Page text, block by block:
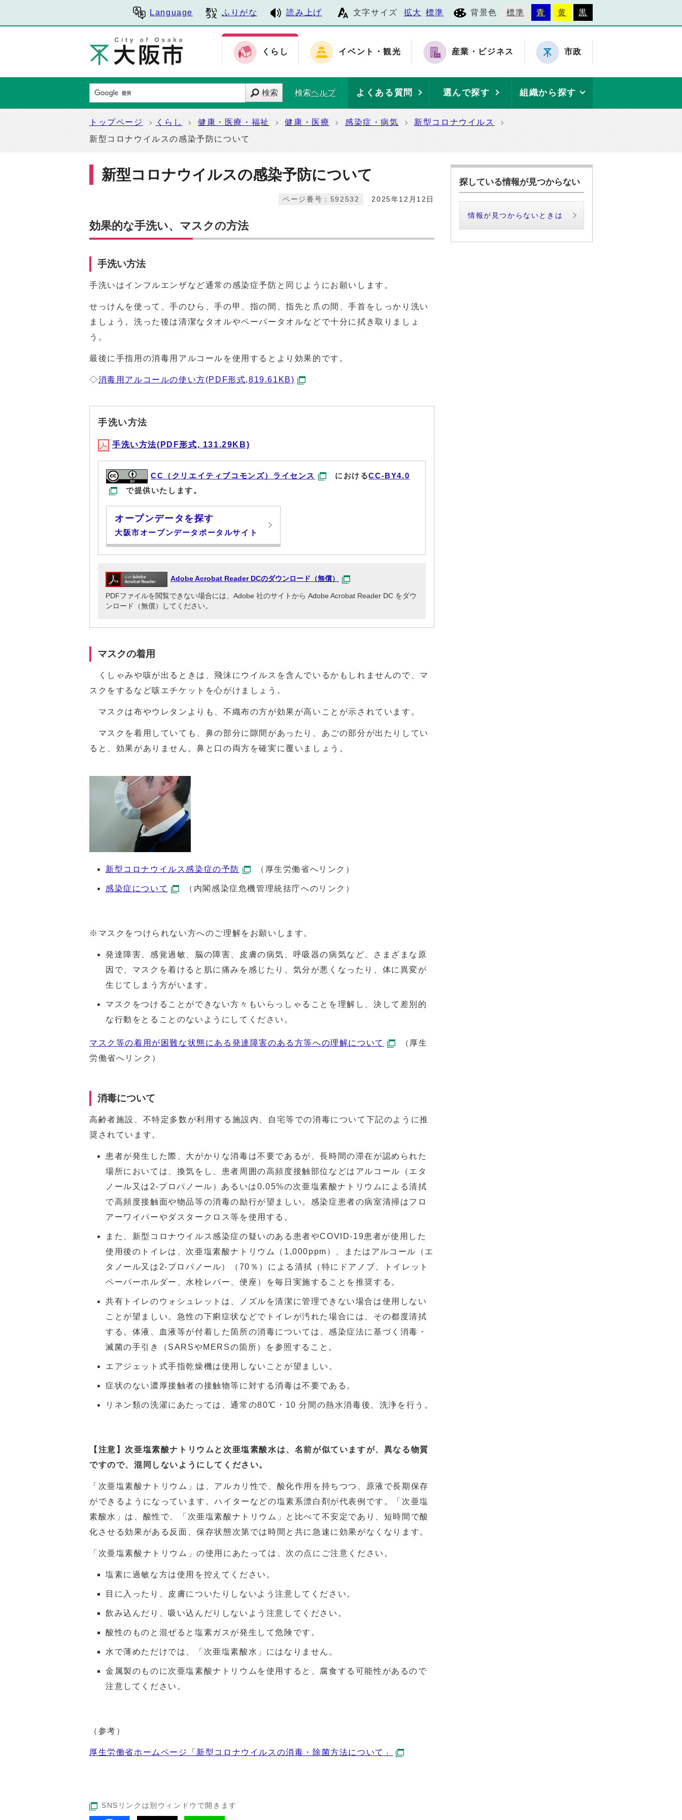
Language ふりがな 読み上げ 文字サイズ 拡大 標準 背景色 標準 青 黄 黒
くらし イベント・観光 産業・ビジネス 市政
検索 検索ヘルプ よくある質問 選んで探す 組織から探す
トップページ くらし 健康・医療・福祉 健康・医療 感染症・病気
新型コロナウイルス
新型コロナウイルスの感染予防について
新型コロナウイルスの感染予防について
2025年12月12日
ページ番号：592532
効果的な手洗い、マスクの方法
手洗い方法
手洗いはインフルエンザなど通常の感染症予防と同じようにお願いします。
せっけんを使って、手のひら、手の甲、指の間、指先と爪の間、手首をしっかり洗い
ましょう。洗った後は清潔なタオルやペーパータオルなどで十分に拭き取りましょ
う。
最後に手指用の消毒用アルコールを使用するとより効果的です。
◇消毒用アルコールの使い方(PDF形式,819.61KB)
手洗い方法
手洗い方法(PDF形式, 131.29KB)
CC（クリエイティブコモンズ）ライセンス におけるCC-BY4.0
で提供いたします。
オープンデータを探す
大阪市オープンデータポータルサイト
Adobe Acrobat Reader DCのダウンロード（無償）
PDFファイルを閲覧できない場合には、Adobe 社のサイトから Adobe Acrobat Reader DC をダウ
ンロード（無償）してください。
マスクの着用
くしゃみや咳が出るときは、飛沫にウイルスを含んでいるかもしれませんので、マ
スクをするなど咳エチケットを心がけましょう。
マスクは布やウレタンよりも、不織布の方が効果が高いことが示されています。
マスクを着用していても、鼻の部分に隙間があったり、あごの部分が出たりしてい
ると、効果がありません。鼻と口の両方を確実に覆いましょう。
新型コロナウイルス感染症の予防 （厚生労働省へリンク）
感染症について （内閣感染症危機管理統括庁へのリンク）
※マスクをつけられない方へのご理解をお願いします。
発達障害、感覚過敏、脳の障害、皮膚の病気、呼吸器の病気など、さまざまな原
因で、マスクを着けると肌に痛みを感じたり、気分が悪くなったり、体に異変が
生じてしまう方がいます。
マスクをつけることができない方々もいらっしゃることを理解し、決して差別的
な行動をとることのないようにしてください。
マスク等の着用が困難な状態にある発達障害のある方等への理解について
（厚生
労働省へリンク）
消毒について
高齢者施設、不特定多数が利用する施設内、自宅等での消毒について下記のように推
奨されています。
患者が発生した際、大がかりな消毒は不要であるが、長時間の滞在が認められた
場所においては、換気をし、患者周囲の高頻度接触部位などはアルコール（エタ
ノール又は2-プロパノール）あるいは0.05%の次亜塩素酸ナトリウムによる清拭
で高頻度接触面や物品等の消毒の励行が望ましい。感染症患者の病室清掃はフロ
アーワイパーやダスタークロス等を使用する。
また、新型コロナウイルス感染症の疑いのある患者やCOVID-19患者が使用した
使用後のトイレは、次亜塩素酸ナトリウム（1,000ppm）、またはアルコール（エ
タノール又は2-プロパノール）（70％）による清拭（特にドアノブ、トイレット
ペーパーホルダー、水栓レバー、便座）を毎日実施することを推奨する。
共有トイレのウォシュレットは、ノズルを清潔に管理できない場合は使用しない
ことが望ましい。急性の下痢症状などでトイレが汚れた場合には、その都度清拭
する。体液、血液等が付着した箇所の消毒については、感染症法に基づく消毒・
滅菌の手引き（SARSやMERSの箇所）を参照すること。
エアジェット式手指乾燥機は使用しないことが望ましい。
症状のない濃厚接触者の接触物等に対する消毒は不要である。
リネン類の洗濯にあたっては、通常の80℃・10 分間の熱水消毒後、洗浄を行う。
【注意】次亜塩素酸ナトリウムと次亜塩素酸水は、名前が似ていますが、異なる物質
ですので、混同しないようにしてください。
「次亜塩素酸ナトリウム」は、アルカリ性で、酸化作用を持ちつつ、原液で長期保存
ができるようになっています。ハイターなどの塩素系漂白剤が代表例です。「次亜塩
素酸水」は、酸性で、「次亜塩素酸ナトリウム」と比べて不安定であり、短時間で酸
化させる効果がある反面、保存状態次第では時間と共に急速に効果がなくなります。
「次亜塩素酸ナトリウム」の使用にあたっては、次の点にご注意ください。
塩素に過敏な方は使用を控えてください。
目に入ったり、皮膚についたりしないよう注意してください。
飲み込んだり、吸い込んだりしないよう注意してください。
酸性のものと混ぜると塩素ガスが発生して危険です。
水で薄めただけでは、「次亜塩素酸水」にはなりません。
金属製のものに次亜塩素酸ナトリウムを使用すると、腐食する可能性があるので
注意してください。
（参考）
厚生労働省ホームページ「新型コロナウイルスの消毒・除菌方法について」
SNSリンクは別ウィンドウで開きます
探している情報が見つからない
情報が見つからないときは